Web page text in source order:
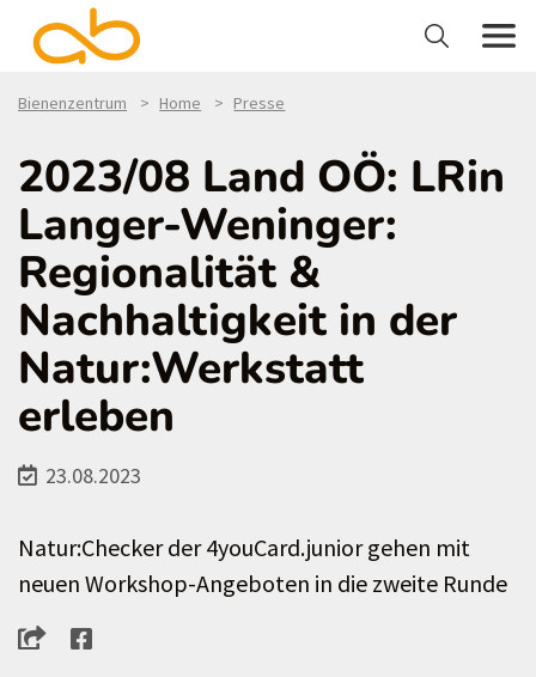
Bienenzentrum Home Presse
2023/08 Land OÖ: LRin
Langer-Weninger:
Regionalität &
Nachhaltigkeit in der
Natur:Werkstatt
erleben
23.08.2023
Natur:Checker der 4youCard.junior gehen mit
neuen Workshop-Angeboten in die zweite Runde